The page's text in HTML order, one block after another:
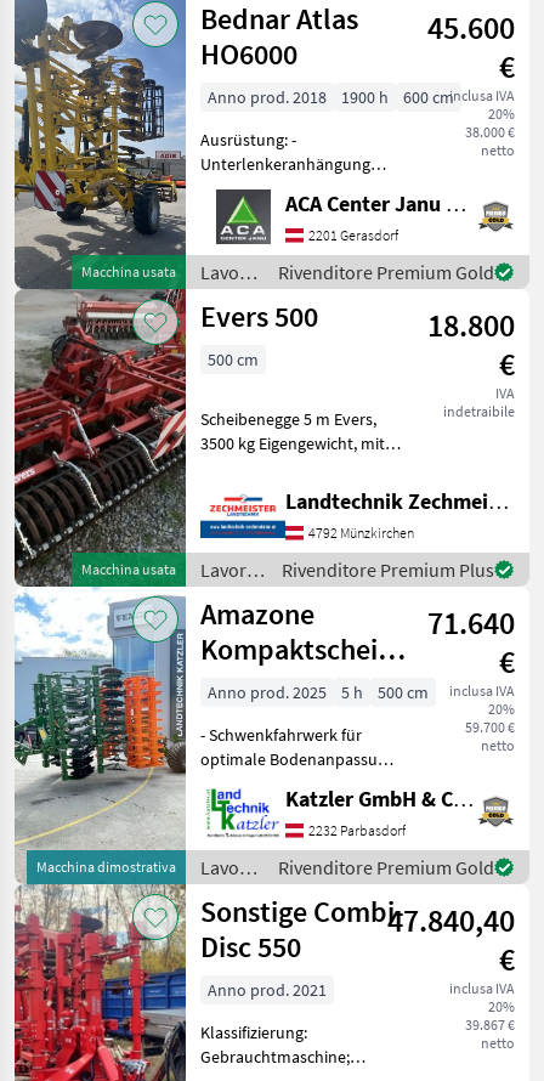
/ Agro
Masz
Macchina usata
Bednar Atlas
HO6000
45.600
€
inclusa IVA
20%
38.000 €
netto
Anno prod. 2018 1900 h
600 cm
Ausrüstung: -
Unterlenkeranhängung
KAT.3 - Gezackte Scheiben
mit Durchmesser 660mm -
Doppelstabwalze mit
Rohrstabwalze
(Durchmesser 470mm) und
Flachstabwalze (D
ACA Center Janu GmbH
2201 Gerasdorf
Lavorazione
terreno
/
Rivenditore Premium Gold
Macchina usata
Evers 500
18.800
€
IVA
indetraibile
500 cm
Scheibenegge 5 m Evers,
3500 kg Eigengewicht, mit
für den Boden mit extremer
Flächenleistung, HD
Klappung, Scheiben
Hydraulisch verstellbar
Landtechnik Zechmeister GmbH & Co KG
4792 Münzkirchen
Lavorazione
terreno
/ Evers
Rivenditore Premium Plus
Macchina dimostrativa
Amazone
Kompaktscheibenegge
Catros XL 5003-
2TS
71.640
€
inclusa IVA
20%
59.700 €
netto
Anno prod. 2025 5 h
500 cm
- Schwenkfahrwerk für
optimale Bodenanpassung
Tiefeneinstellung - LED-
Heckbeleuchtung -
Zweileitungs-
Druckluftbremssystem -
Unterlenkeranhängung K
Katzler GmbH & Co.KG.
2232 Parbasdorf
Lavorazione
terreno
/
Amazone
Rivenditore Premium Gold
Sonstige Combi-
Disc 550
47.840,40
€
inclusa IVA
20%
39.867 €
netto
Anno prod. 2021
Klassifizierung:
Gebrauchtmaschine;